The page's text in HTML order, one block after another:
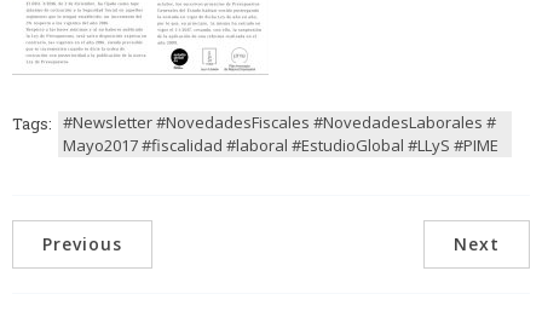
Tags: #Newsletter #NovedadesFiscales #NovedadesLaborales #
Mayo2017 #fiscalidad #laboral #EstudioGlobal #LLyS #PIME
Previous Next